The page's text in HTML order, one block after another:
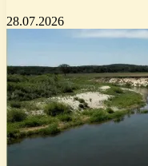
28.07.2026